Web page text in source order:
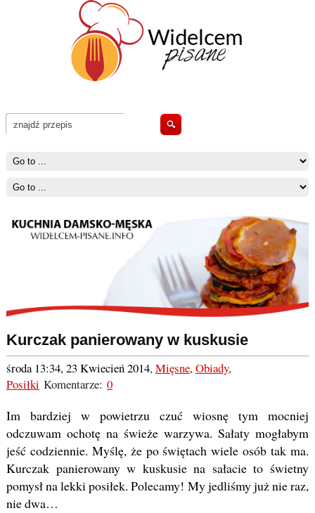
Kurczak panierowany w kuskusie
środa 13:34, 23 Kwiecień 2014,Mięsne,Obiady,
Posiłki Komentarze: 0
Im bardziej w powietrzu czuć wiosnę tym mocniej
odczuwam ochotę na świeże warzywa. Sałaty mogłabym
jeść codziennie. Myślę, że po świętach wiele osób tak ma.
Kurczak panierowany w kuskusie na sałacie to świetny
pomysł na lekki posiłek. Polecamy! My jedliśmy już nie raz,
nie dwa…